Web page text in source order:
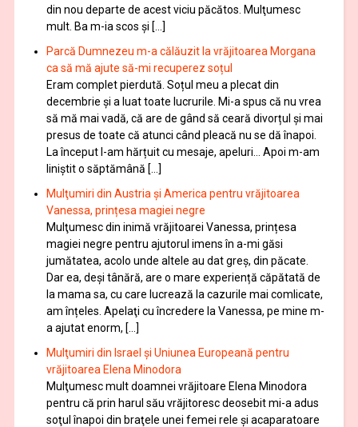
din nou departe de acest viciu păcătos. Mulţumesc
mult. Ba m-ia scos și […]
Parcă Dumnezeu m-a călăuzit la vrăjitoarea Morgana
ca să mă ajute să-mi recuperez soțul
Eram complet pierdută. Soțul meu a plecat din
decembrie și a luat toate lucrurile. Mi-a spus că nu vrea
să mă mai vadă, că are de gând să ceară divorțul și mai
presus de toate că atunci când pleacă nu se dă înapoi.
La început l-am hărțuit cu mesaje, apeluri… Apoi m-am
liniștit o săptămână […]
Mulţumiri din Austria și America pentru vrăjitoarea
Vanessa, prințesa magiei negre
Mulţumesc din inimă vrăjitoarei Vanessa, prințesa
magiei negre pentru ajutorul imens în a-mi găsi
jumătatea, acolo unde altele au dat greș, din păcate.
Dar ea, deși tânără, are o mare experiență căpătată de
la mama sa, cu care lucrează la cazurile mai comlicate,
am înțeles. Apelaţi cu încredere la Vanessa, pe mine m-
a ajutat enorm, […]
Mulţumiri din Israel și Uniunea Europeană pentru
vrăjitoarea Elena Minodora
Mulţumesc mult doamnei vrăjitoare Elena Minodora
pentru că prin harul său vrăjitoresc deosebit mi-a adus
soţul înapoi din braţele unei femei rele și acaparatoare